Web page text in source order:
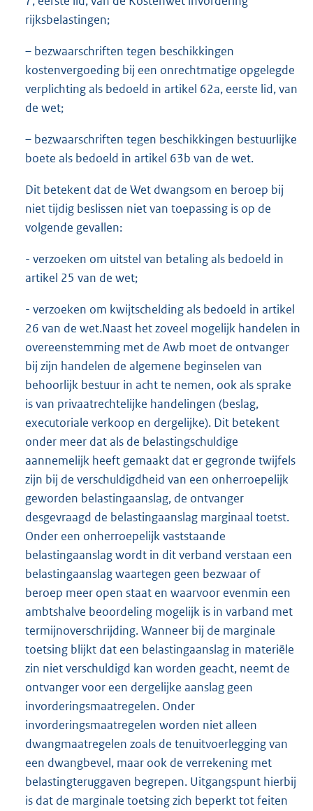
rijksbelastingen;
– bezwaarschriften tegen beschikkingen
kostenvergoeding bij een onrechtmatige opgelegde
verplichting als bedoeld in artikel 62a, eerste lid, van
de wet;
– bezwaarschriften tegen beschikkingen bestuurlijke
boete als bedoeld in artikel 63b van de wet.
Dit betekent dat de Wet dwangsom en beroep bij
niet tijdig beslissen niet van toepassing is op de
volgende gevallen:
- verzoeken om uitstel van betaling als bedoeld in
artikel 25 van de wet;
- verzoeken om kwijtschelding als bedoeld in artikel
26 van de wet.Naast het zoveel mogelijk handelen in
overeenstemming met de Awb moet de ontvanger
bij zijn handelen de algemene beginselen van
behoorlijk bestuur in acht te nemen, ook als sprake
is van privaatrechtelijke handelingen (beslag,
executoriale verkoop en dergelijke). Dit betekent
onder meer dat als de belastingschuldige
aannemelijk heeft gemaakt dat er gegronde twijfels
zijn bij de verschuldigdheid van een onherroepelijk
geworden belastingaanslag, de ontvanger
desgevraagd de belastingaanslag marginaal toetst.
Onder een onherroepelijk vaststaande
belastingaanslag wordt in dit verband verstaan een
belastingaanslag waartegen geen bezwaar of
beroep meer open staat en waarvoor evenmin een
ambtshalve beoordeling mogelijk is in varband met
termijnoverschrijding. Wanneer bij de marginale
toetsing blijkt dat een belastingaanslag in materiële
zin niet verschuldigd kan worden geacht, neemt de
ontvanger voor een dergelijke aanslag geen
invorderingsmaatregelen. Onder
invorderingsmaatregelen worden niet alleen
dwangmaatregelen zoals de tenuitvoerlegging van
een dwangbevel, maar ook de verrekening met
belastingteruggaven begrepen. Uitgangspunt hierbij
is dat de marginale toetsing zich beperkt tot feiten